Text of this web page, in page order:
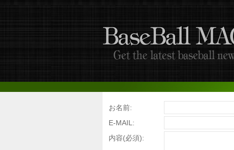
お名前:
E-MAIL:
内容(必須):